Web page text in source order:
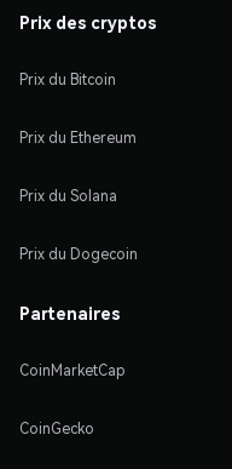
Prix des cryptos
Prix du Bitcoin
Prix du Ethereum
Prix du Solana
Prix du Dogecoin
Partenaires
CoinMarketCap
CoinGecko